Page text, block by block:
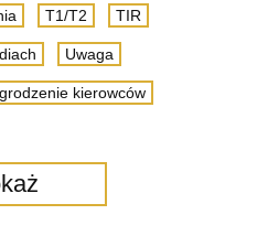
T1/T2 TIR
Uwaga
kierowców